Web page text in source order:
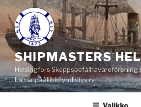
Siirry
sisältöön
SHIPMASTERS
Helsingfors Skeppsbefälhavareförening
Laivanpäällikköyhdistys ry
Valikko